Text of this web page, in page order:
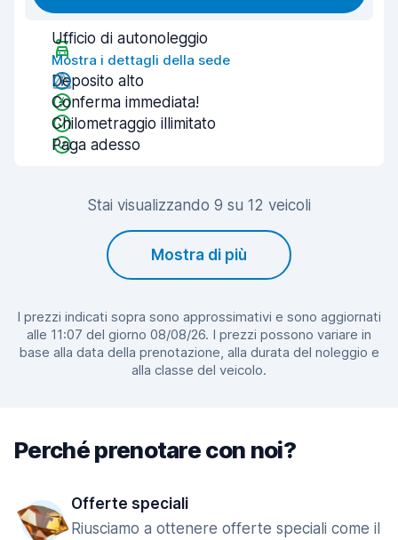
Ufficio di autonoleggio
Mostra i dettagli della sede
Deposito alto
Conferma immediata!
Chilometraggio illimitato
Paga adesso
Stai visualizzando 9 su 12 veicoli
Mostra di più
I prezzi indicati sopra sono approssimativi e sono aggiornati
alle 11:07 del giorno 08/08/26. I prezzi possono variare in
base alla data della prenotazione, alla durata del noleggio e
alla classe del veicolo.
Perché prenotare con noi?
Offerte speciali
Riusciamo a ottenere offerte speciali come il